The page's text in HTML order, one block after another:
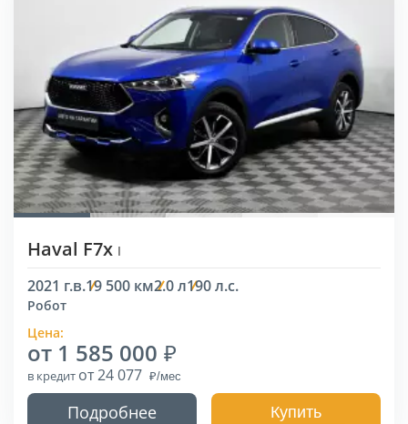
Haval F7x I
2021 г.в.19 500 км2.0 л190 л.с.
Робот
Цена:
от 1 585 000
в кредит от 24 077
Подробнее Купить